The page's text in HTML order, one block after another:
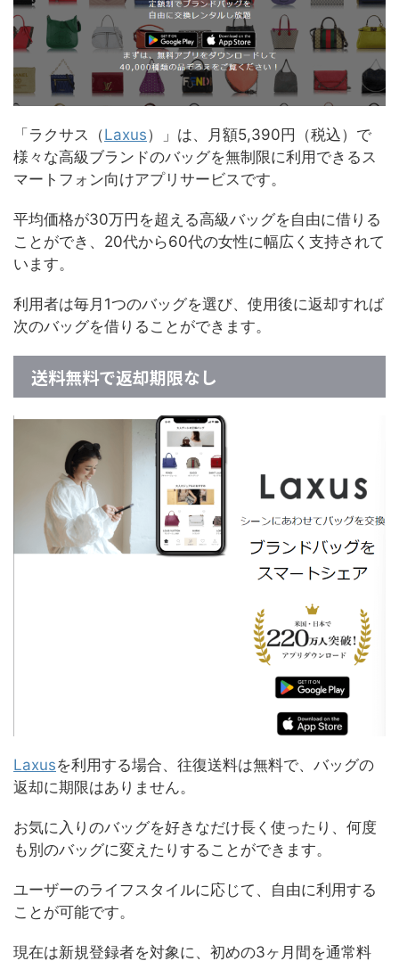
「ラクサス（Laxus）」は、月額5,390円（税込）で
様々な高級ブランドのバッグを無制限に利用できるス
マートフォン向けアプリサービスです。
平均価格が30万円を超える高級バッグを自由に借りる
ことができ、20代から60代の女性に幅広く支持されて
います。
利用者は毎月1つのバッグを選び、使用後に返却すれば
次のバッグを借りることができます。
送料無料で返却期限なし
Laxusを利用する場合、往復送料は無料で、バッグの
返却に期限はありません。
お気に入りのバッグを好きなだけ長く使ったり、何度
も別のバッグに変えたりすることができます。
ユーザーのライフスタイルに応じて、自由に利用する
ことが可能です。
現在は新規登録者を対象に、初めの3ヶ月間を通常料